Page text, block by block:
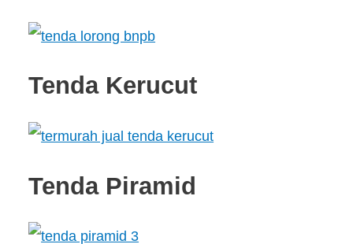
Tenda Kerucut
Tenda Piramid